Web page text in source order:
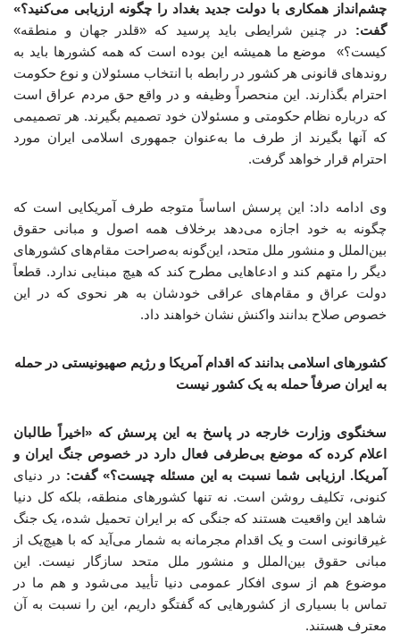
چشم‌انداز همکاری با دولت جدید بغداد را چگونه ارزیابی می‌کنید؟»
گفت: در چنین شرایطی باید پرسید که «قلدر جهان و منطقه»
کیست؟» موضع ما همیشه این بوده است که همه کشورها باید به
روندهای قانونی هر کشور در رابطه با انتخاب مسئولان و نوع حکومت
احترام بگذارند. این منحصراً وظیفه و در واقع حق مردم عراق است
که درباره نظام حکومتی و مسئولان خود تصمیم بگیرند. هر تصمیمی
که آنها بگیرند از طرف ما به‌عنوان جمهوری اسلامی ایران مورد
احترام قرار خواهد گرفت.
وی ادامه داد: این پرسش اساساً متوجه طرف آمریکایی است که
چگونه به خود اجازه می‌دهد برخلاف همه اصول و مبانی حقوق
بین‌الملل و منشور ملل متحد، این‌گونه به‌صراحت مقام‌های کشورهای
دیگر را متهم کند و ادعاهایی مطرح کند که هیچ مبنایی ندارد. قطعاً
دولت عراق و مقام‌های عراقی خودشان به هر نحوی که در این
خصوص صلاح بدانند واکنش نشان خواهند داد.
کشورهای اسلامی بدانند که اقدام آمریکا و رژیم صهیونیستی در حمله
به ایران صرفاً حمله به یک کشور نیست
سخنگوی وزارت خارجه در پاسخ به این پرسش که «اخیراً طالبان
اعلام کرده که موضع بی‌طرفی فعال دارد در خصوص جنگ ایران و
آمریکا. ارزیابی شما نسبت به این مسئله چیست؟» گفت: در دنیای
کنونی، تکلیف روشن است. نه تنها کشورهای منطقه، بلکه کل دنیا
شاهد این واقعیت هستند که جنگی که بر ایران تحمیل شده، یک جنگ
غیرقانونی است و یک اقدام مجرمانه به شمار می‌آید که با هیچ‌یک از
مبانی حقوق بین‌الملل و منشور ملل متحد سازگار نیست. این
موضوع هم از سوی افکار عمومی دنیا تأیید می‌شود و هم ما در
تماس با بسیاری از کشورهایی که گفتگو داریم، این را نسبت به آن
معترف هستند.